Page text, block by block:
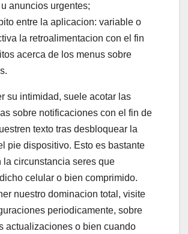
anuncios urgentes;
entre la aplicacion: variable o
la retroalimentacion con el fin
acerca de los menus sobre
su intimidad, suele acotar las
sobre notificaciones con el fin de
texto tras desbloquear la
pie dispositivo. Esto es bastante
la circunstancia seres que
celular o bien comprimido.
nuestro dominacion total, visite
periodicamente, sobre
actualizaciones o bien cuando